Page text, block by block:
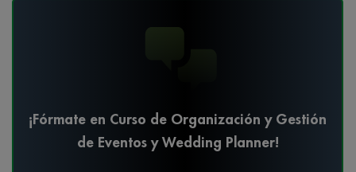
¡Fórmate en Curso de Organización y Gestión
de Eventos y Wedding Planner!